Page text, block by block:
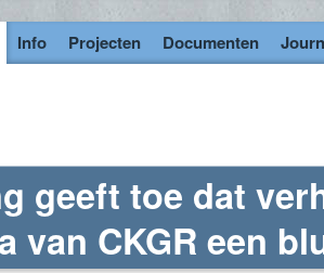
Info Projecten Documenten
geeft toe dat
van CKGR een